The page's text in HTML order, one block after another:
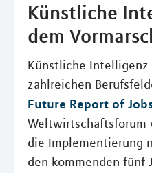
Künstliche
dem
Künstliche
zahlreichen
Future Report of
Weltwirtschaftsforum
die Implementierung
den kommenden fünf